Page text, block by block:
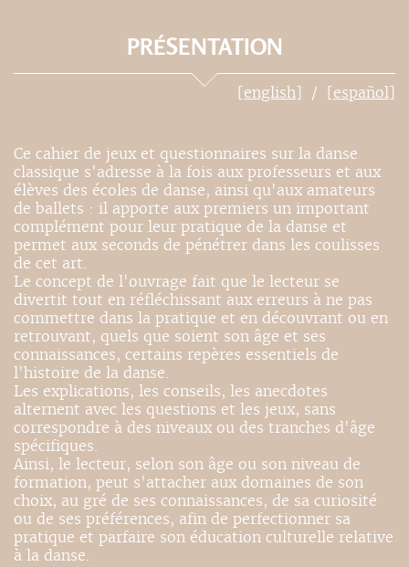
PRÉSENTATION
[english] [español]
Ce cahier de jeux et questionnaires sur la danse
classique s'adresse à la fois aux professeurs et aux
élèves des écoles de danse, ainsi qu'aux amateurs
de ballets : il apporte aux premiers un important
complément pour leur pratique de la danse et
permet aux seconds de pénétrer dans les coulisses
de cet art.
Le concept de l'ouvrage fait que le lecteur se
divertit tout en réfléchissant aux erreurs à ne pas
commettre dans la pratique et en découvrant ou en
retrouvant, quels que soient son âge et ses
connaissances, certains repères essentiels de
l'histoire de la danse.
Les explications, les conseils, les anecdotes
alternent avec les questions et les jeux, sans
correspondre à des niveaux ou des tranches d'âge
spécifiques.
Ainsi, le lecteur, selon son âge ou son niveau de
formation, peut s'attacher aux domaines de son
choix, au gré de ses connaissances, de sa curiosité
ou de ses préférences, afin de perfectionner sa
pratique et parfaire son éducation culturelle relative
à la danse.